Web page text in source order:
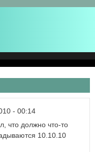
- 00:14
что должно что-то
10.10.10